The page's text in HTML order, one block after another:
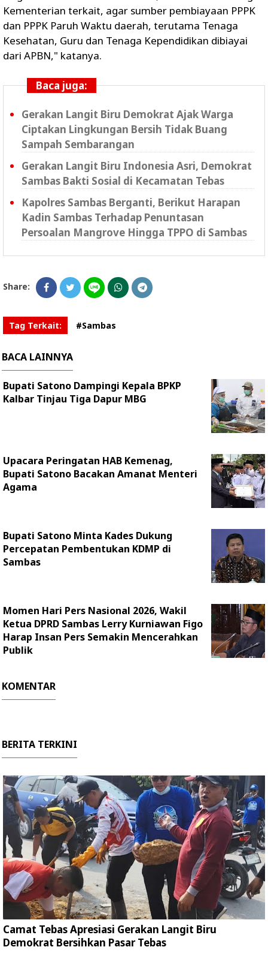
Kementerian terkait, agar sumber pembiayaan PPPK
dan PPPK Paruh Waktu daerah, terutama Tenaga
Kesehatan, Guru dan Tenaga Kependidikan dibiayai
dari AΡΒΝ," katanya.
Baca juga:
Gerakan Langit Biru Demokrat Ajak Warga
Ciptakan Lingkungan Bersih Tidak Buang
Sampah Sembarangan
Gerakan Langit Biru Indonesia Asri, Demokrat
Sambas Bakti Sosial di Kecamatan Tebas
Kapolres Sambas Berganti, Berikut Harapan
Kadin Sambas Terhadap Penuntasan
Persoalan Mangrove Hingga TPPO di Sambas
Share:
Tag Terkait: #Sambas
BACA LAINNYA
Bupati Satono Dampingi Kepala BPKP
Kalbar Tinjau Tiga Dapur MBG
Upacara Peringatan HAB Kemenag,
Bupati Satono Bacakan Amanat Menteri
Agama
Bupati Satono Minta Kades Dukung
Percepatan Pembentukan KDMP di
Sambas
Momen Hari Pers Nasional 2026, Wakil
Ketua DPRD Sambas Lerry Kurniawan Figo
Harap Insan Pers Semakin Mencerahkan
Publik
KOMENTAR
BERITA TERKINI
Camat Tebas Apresiasi Gerakan Langit Biru
Demokrat Bersihkan Pasar Tebas